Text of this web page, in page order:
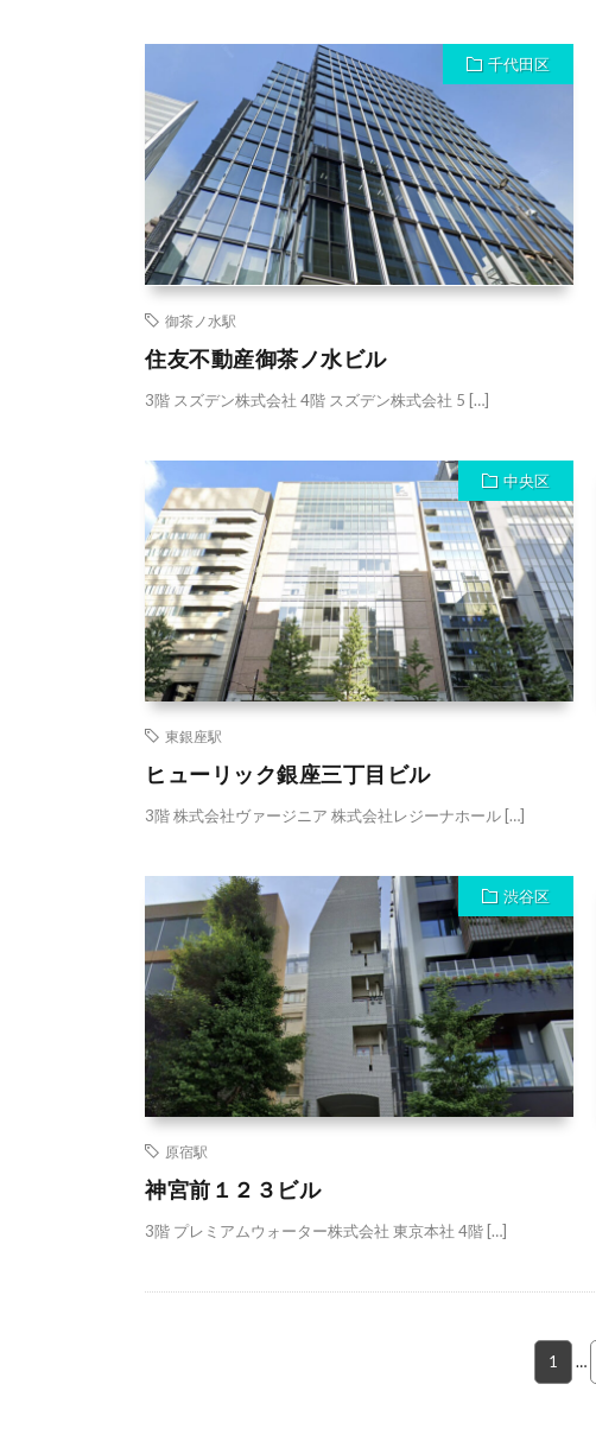
千代田区
御茶ノ水駅
住友不動産御茶ノ水ビル
3階 スズデン株式会社 4階 スズデン株式会社 5 […]
中央区
東銀座駅
ヒューリック銀座三丁目ビル
3階 株式会社ヴァージニア 株式会社レジーナホール […]
渋谷区
原宿駅
神宮前１２３ビル
3階 プレミアムウォーター株式会社 東京本社 4階 […]
1 …